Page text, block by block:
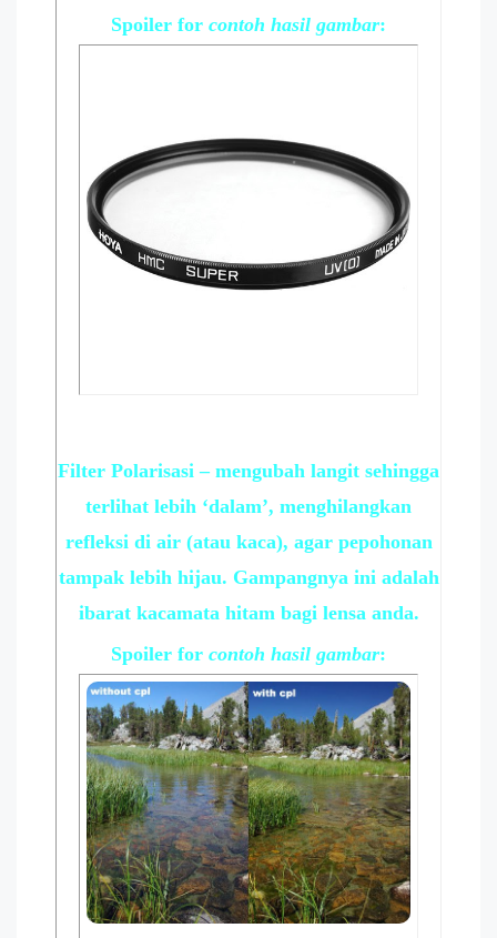
Spoiler for contoh hasil gambar:
Filter Polarisasi – mengubah langit sehingga
terlihat lebih ‘dalam’, menghilangkan
refleksi di air (atau kaca), agar pepohonan
tampak lebih hijau. Gampangnya ini adalah
ibarat kacamata hitam bagi lensa anda.
Spoiler for contoh hasil gambar: